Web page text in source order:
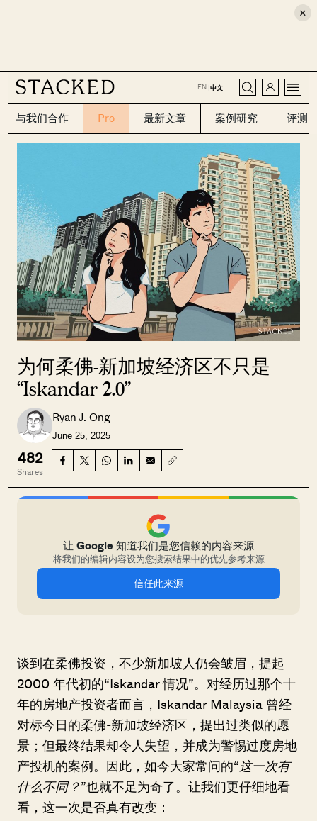
×
EN |中文
与我们合作 Pro 最新文章 案例研究 评测
CLOSE
为何柔佛-新加坡经济区不只是
“Iskandar 2.0”
Ryan J. Ong
June 25, 2025
482
Shares
让 Google 知道我们是您信赖的内容来源
将我们的编辑内容设为您搜索结果中的优先参考来源
信任此来源
谈到在柔佛投资，不少新加坡人仍会皱眉，提起
2000 年代初的“Iskandar 情况”。对经历过那个十
年的房地产投资者而言，Iskandar Malaysia 曾经
对标今日的柔佛-新加坡经济区，提出过类似的愿
景；但最终结果却令人失望，并成为警惕过度房地
产投机的案例。因此，如今大家常问的“这一次有
什么不同？”也就不足为奇了。让我们更仔细地看
看，这一次是否真有改变：